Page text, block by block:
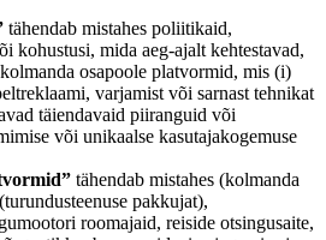
tähendab mistahes poliitikaid,
kohustusi, mida aeg-ajalt kehtestavad,
osapoole platvormid, mis (i)
varjamist või sarnast tehnikat
täiendavaid piiranguid või
või unikaalse kasutajakogemuse
tähendab mistahes (kolmanda
pakkujat),
roomajaid, reiside otsingusaite,